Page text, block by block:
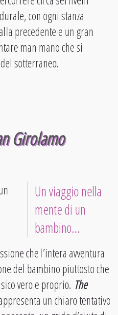
con ogni stanza
precedente e un gran
man mano che si
sotterraneo.
Girolamo
Un viaggio nella
mente di un
bambino…
che l’intera avventura
del bambino piuttosto che
vero e proprio. The
un chiaro tentativo